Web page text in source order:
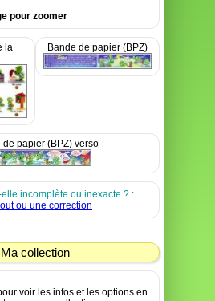
pour zoomer
la
Bande de papier (BPZ)
de papier (BPZ) verso
incomplète ou inexacte ? :
ou une correction
Ma collection
voir les infos et les options en